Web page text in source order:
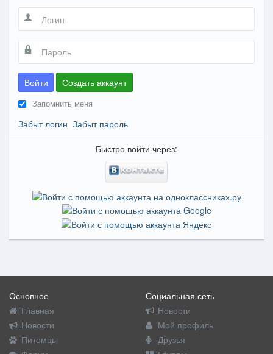
Войти Создать аккаунт
Запомнить меня
Забыт логин Забыт пароль
Быстро войти через:
Основное
Главная
Новости
Питомцы
Социальная сеть
Новости
Мой профиль
Друзья